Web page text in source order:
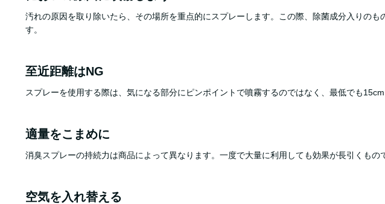
汚れの原因を取り除いたら、その場所を重点的にスプレーします。この際、除菌成分入りのも
す。
至近距離はNG
スプレーを使用する際は、気になる部分にピンポイントで噴霧するのではなく、最低でも
適量をこまめに
消臭スプレーの持続力は商品によって異なります。一度で大量に利用しても効果が長引くも
空気を入れ替える